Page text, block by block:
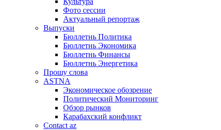
Фото сессии
Актуальный репортаж
Выпуски
Бюллетнь Политика
Бюллетнь Экономика
Бюллетнь Финансы
Бюллетнь Энергетика
Прошу слова
ASTNA
Экономическое обозрение
Политический Мониторинг
Обзор рынков
Карабахский конфликт
Contact az